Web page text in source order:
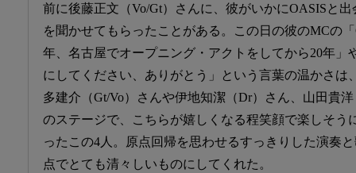
前に後藤正文（Vo/Gt）さんに、彼がいかにOASISと
を聞かせてもらったことがある。この日の彼のMCの
年、名古屋でオープニング・アクトをしてから20年」
にしてください、ありがとう」という言葉の温かさは
多建介（Gt/Vo）さんや伊地知潔（Dr）さん、山田貴
のステージで、こちらが嬉しくなる程笑顔で楽しそう
ったこの4人。原点回帰を思わせるすっきりした演奏
点でとても清々しいものにしてくれた。